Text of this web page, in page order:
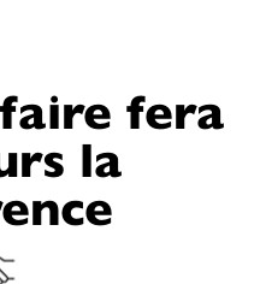
fera
la